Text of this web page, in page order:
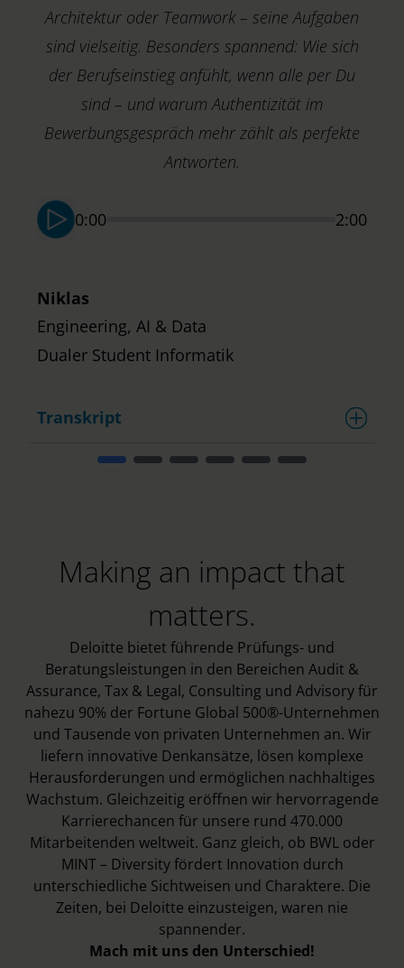
Architektur oder Teamwork – seine Aufgaben
sind vielseitig. Besonders spannend: Wie sich
der Berufseinstieg anfühlt, wenn alle per Du
sind – und warum Authentizität im
Bewerbungsgespräch mehr zählt als perfekte
Antworten.
0:00 2:00
Niklas
Engineering, AI & Data
Dualer Student Informatik
Transkript
Making an impact that
matters.
Deloitte bietet führende Prüfungs- und
Beratungsleistungen in den Bereichen Audit &
Assurance, Tax & Legal, Consulting und Advisory für
nahezu 90% der Fortune Global 500®-Unternehmen
und Tausende von privaten Unternehmen an. Wir
liefern innovative Denkansätze, lösen komplexe
Herausforderungen und ermöglichen nachhaltiges
Wachstum. Gleichzeitig eröffnen wir hervorragende
Karrierechancen für unsere rund 470.000
Mitarbeitenden weltweit. Ganz gleich, ob BWL oder
MINT – Diversity fördert Innovation durch
unterschiedliche Sichtweisen und Charaktere. Die
Zeiten, bei Deloitte einzusteigen, waren nie
spannender.
Mach mit uns den Unterschied!